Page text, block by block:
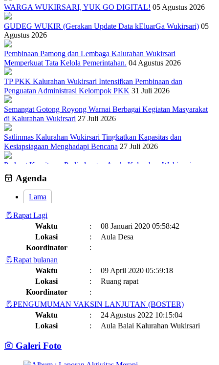
WARGA WUKIRSARI, YUK GO DIGITAL! 05 Agustus 2026
GUDEG WUKIR (Gerakan Update Data kEluarGa Wukirsari) 05
Agustus 2026
Pembinaan Pamong dan Lembaga Kalurahan Wukirsari
Memperkuat Tata Kelola Pemerintahan. 04 Agustus 2026
TP PKK Kalurahan Wukirsari Intensifkan Pembinaan dan
Penguatan Administrasi Kelompok PKK 31 Juli 2026
Semangat Gotong Royong Warnai Berbagai Kegiatan Masyarakat
di Kalurahan Wukirsari 27 Juli 2026
Satlinmas Kalurahan Wukirsari Tingkatkan Kapasitas dan
Kesiapsiagaan Menghadapi Bencana 27 Juli 2026
Perkuat Komitmen Perlindungan Anak, Kalurahan Wukirsari
Menggelar Sosialisasi dan Outbond Desa Ramah Anak
Agenda
Lama
Rapat Lagi
Waktu
:
08 Januari 2020 05:58:42
Lokasi
:
Aula Desa
Koordinator
:
Rapat bulanan
Waktu
:
09 April 2020 05:59:18
Lokasi
:
Ruang rapat
Koordinator
:
PENGUMUMAN VAKSIN LANJUTAN (BOSTER)
Waktu
:
24 Agustus 2022 10:15:04
Lokasi
:
Aula Balai Kalurahan Wukirsari
Jadwal dan Agenda Sisir Adminduk Kalurahan Wukirsari
Galeri Foto